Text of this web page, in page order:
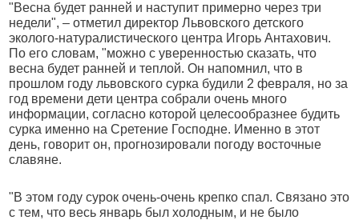
"Весна будет ранней и наступит примерно через три
недели", – отметил директор Львовского детского
эколого-натуралистического центра Игорь Антахович.
По его словам, "можно с уверенностью сказать, что
весна будет ранней и теплой. Он напомнил, что в
прошлом году львовского сурка будили 2 февраля, но за
год времени дети центра собрали очень много
информации, согласно которой целесообразнее будить
сурка именно на Сретение Господне. Именно в этот
день, говорит он, прогнозировали погоду восточные
славяне.
"В этом году сурок очень-очень крепко спал. Связано это
с тем, что весь январь был холодным, и не было